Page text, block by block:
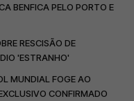
BENFICA PELO PORTO E
RESCISÃO DE
'ESTRANHO'
MUNDIAL FOGE AO
CONFIRMADO